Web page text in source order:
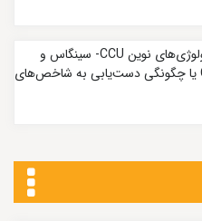
بررسی تکنولوژی‌های نوین CCU- سینگاس و
تخمیر CO2 یا چگونگی دست‌یابی به شاخص‌های